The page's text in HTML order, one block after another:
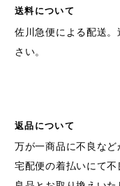
送料について
佐川急便による配送
さい。
返品について
万が一商品に不良な
宅配便の着払いにて不